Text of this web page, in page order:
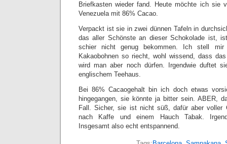
Briefkasten wieder fand. Heute möchte ich sie
Venezuela mit 86% Cacao.
Verpackt ist sie in zwei dünnen Tafeln in
das aller Schönste an dieser Schokolade ist,
schier nicht genug bekommen. Ich stell
Kakaobohnen so riecht, wohl wissend, dass
wird man aber noch dürfen. Irgendwie duftet
englischem Teehaus.
Bei 86% Cacaogehalt bin ich doch etwas
hingegangen, sie könnte ja bitter sein. ABER,
Fall. Sicher, sie ist nicht süß, dafür aber voller
nach Kaffe und einem Hauch Tabak.
Insgesamt also echt entspannend.